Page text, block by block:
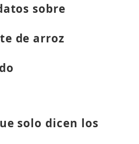
sobre
de arroz
solo dicen los